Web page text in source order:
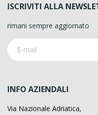
ISCRIVITI ALLA
rimani sempre aggiornato
INFO AZIENDALI
Via Nazionale Adriatica,